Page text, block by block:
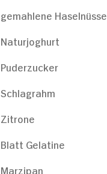
gemahlene Haselnüsse
Naturjoghurt
Puderzucker
Schlagrahm
Zitrone
Blatt Gelatine
Marzipan